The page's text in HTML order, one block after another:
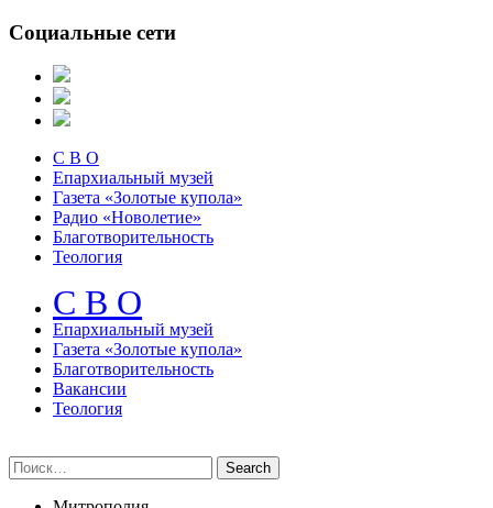
Социальные сети
С В О
Епархиальный музей
Газета «Золотые купола»
Радио «Новолетие»
Благотворительность
Теология
С В О
Епархиальный музeй
Газета «Золотые купола»
Благотворительность
Вакансии
Теология